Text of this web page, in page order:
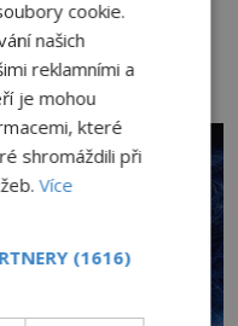
nezvykle
kopce Gympie.
jmenovanou
se totiž
ho měla
Que
cookie.
našich
reklamními a
je mohou
které
shromáždili při
Více
(1616)